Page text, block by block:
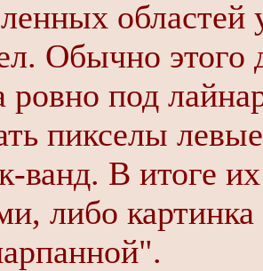
областей
Обычно этого
ровно под
пикселы
ванд. В итоге
либо картинка